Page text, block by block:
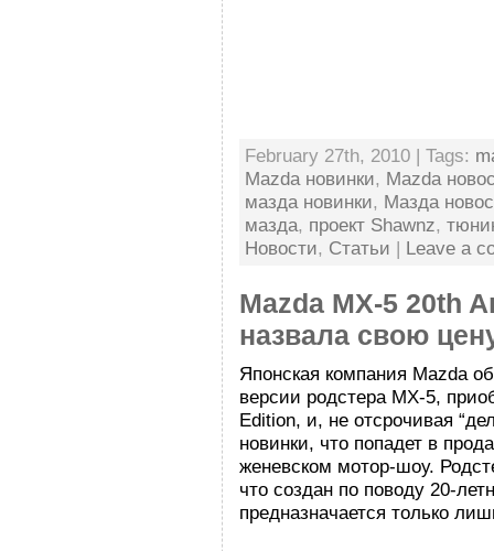
February 27th, 2010 | Tags:
Mazda новинки, Mazda
мазда новинки, Мазда
мазда, проект Shawnz,
Новости, Статьи | Leave a
Mazda MX-5 20th
назвала свою
Японская компания Mazda
версии родстера MX-5,
Edition, и, не отсрочивая
новинки, что попадет в
женевском мотор-шоу.
что создан по поводу 20-
предназначается только